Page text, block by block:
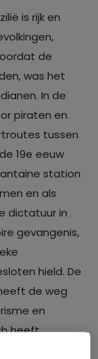
is rijk en
de
was het
In de
piraten en
tussen
19e eeuw
station
en als
dictatuur in
gevangenis,
hield. De
de weg
en
heeft